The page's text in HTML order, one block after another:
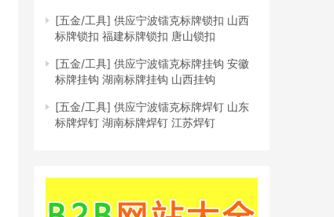
[五金/工具] 供应宁波镭克标牌锁扣 山西
标牌锁扣 福建标牌锁扣 唐山锁扣
[五金/工具] 供应宁波镭克标牌挂钩 安徽
标牌挂钩 湖南标牌挂钩 山西挂钩
[五金/工具] 供应宁波镭克标牌焊钉 山东
标牌焊钉 湖南标牌焊钉 江苏焊钉